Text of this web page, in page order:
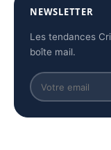
NEWSLETTER
Les tendances
boîte mail.